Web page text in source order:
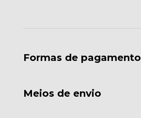
Formas de pagamento
Meios de envio